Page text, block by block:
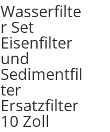
Wasserfilte
r Set
Eisenfilter
und
Sedimentfil
ter
Ersatzfilter
10 Zoll